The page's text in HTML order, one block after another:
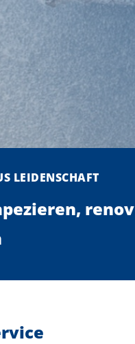
LEIDENSCHAFT